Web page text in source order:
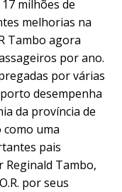
milhões de
melhorias na
Tambo agora
por ano.
por várias
desempenha
da província de
uma
pais
Reginald Tambo,
por seus